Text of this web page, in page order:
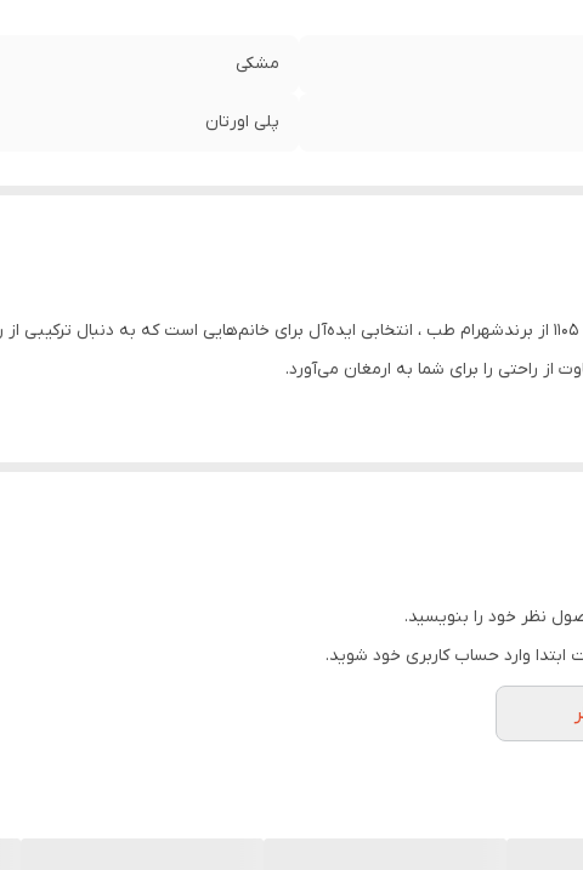
مشکی
پلی اورتان
صندل طبی زنانه مدل 1105 از برندشهرام طب ، انتخابی ایده‌آل برای خانم‌هایی است که به
از راحتی را برای شما به ارمغان می‌آورد.
صنعتی باکیفیت که علاوه بر زیبایی، مقاومت بالایی نیز دارد.
راحتی و استایل را حفظ می‌کند.
نظر خود را بنویسید.
ابتدا وارد حساب کاربری خود شوید.